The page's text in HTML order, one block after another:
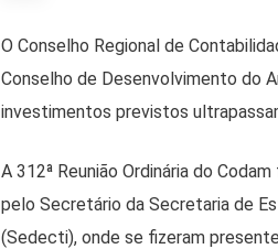
O Conselho Regional de
Conselho de Desenvolvimento do
investimentos previstos
A 312ª Reunião Ordinária do
pelo Secretário da Secretaria de
(Sedecti), onde se fizeram